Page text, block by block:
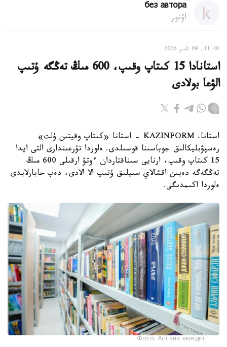
без автора
اۆتور
11:40, 09 تامىز 2026
استانادا 15 كىتاپ وقىپ، 600 مىڭ تەڭگە ۇتىپ
الۋعا بولادى
استانا. KAZINFORM - استانا «كىتاپ وقيتىن ۇلت»
رەسپۋبليكالىق جوباسىنا قوسىلدى. ەلوردا تۇرعىندارى التى ايدا
15 كىتاپ وقىپ، ارنايى سىناقتاردان ءوتۋ ارقىلى 600 مىڭ
تەڭگەگە دەيىن اقشالاي سىيلىق ۇتىپ الا الادى، دەپ حابارلايدى
ەلوردا اكىمدىگى.
Фото: Астана әкімдігі